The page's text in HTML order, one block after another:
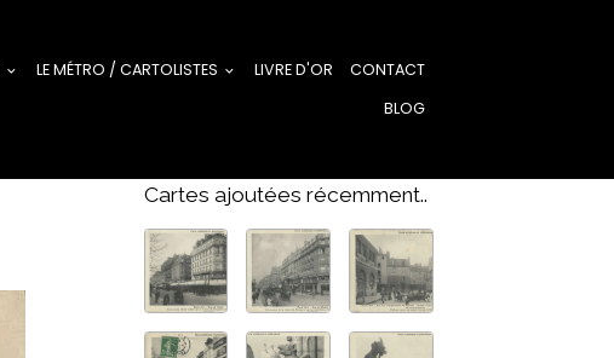
LE MÉTRO / CARTOLISTES LIVRE D'OR
CONTACT
BLOG
Cartes ajoutées récemment..